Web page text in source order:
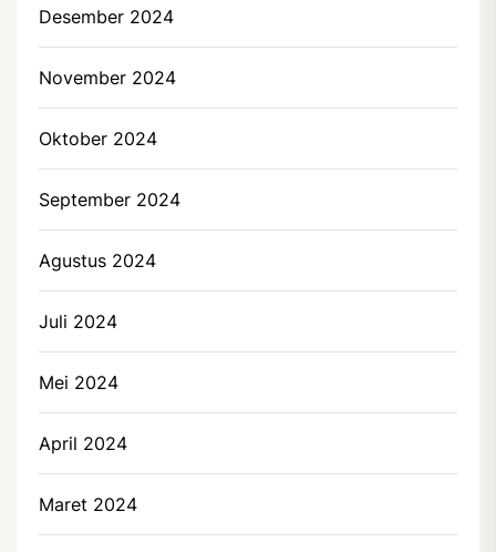
Desember 2024
November 2024
Oktober 2024
September 2024
Agustus 2024
Juli 2024
Mei 2024
April 2024
Maret 2024